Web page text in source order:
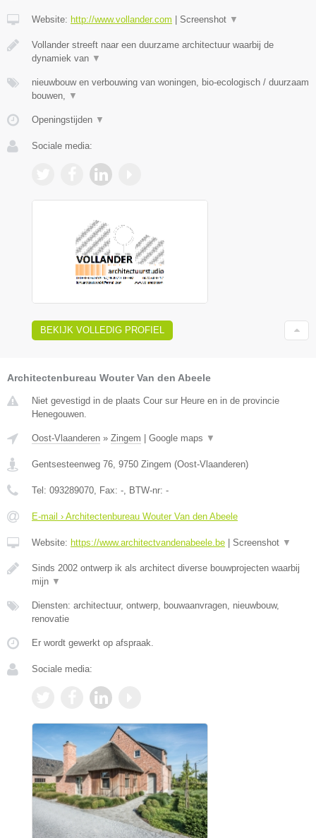
Website: http://www.vollander.com Screenshot ▼
Vollander streeft naar een duurzame architectuur waarbij de
dynamiek van ▼
nieuwbouw en verbouwing van woningen, bio-ecologisch / duurzaam
bouwen, ▼
Openingstijden ▼
Sociale media:
BEKIJK VOLLEDIG PROFIEL
Architectenbureau Wouter Van den Abeele
Niet gevestigd in de plaats Cour sur Heure en in de provincie
Henegouwen.
Oost-Vlaanderen » Zingem Google maps ▼
Gentsesteenweg 76 9750 Zingem (Oost-Vlaanderen)
Tel: 093289070 , Fax: - , BTW-nr: -
E-mail › Architectenbureau Wouter Van den Abeele
Website: https://www.architectvandenabeele.be Screenshot ▼
Sinds 2002 ontwerp ik als architect diverse bouwprojecten waarbij
mijn ▼
Diensten: architectuur, ontwerp, bouwaanvragen, nieuwbouw,
renovatie
Er wordt gewerkt op afspraak.
Sociale media: